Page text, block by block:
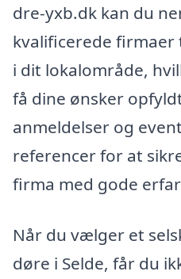
dre-yxb.dk kan du
kvalificerede
i dit lokalområde,
få dine ønsker
anmeldelser og
referencer for at
firma med gode
Når du vælger et
døre i Selde, får du